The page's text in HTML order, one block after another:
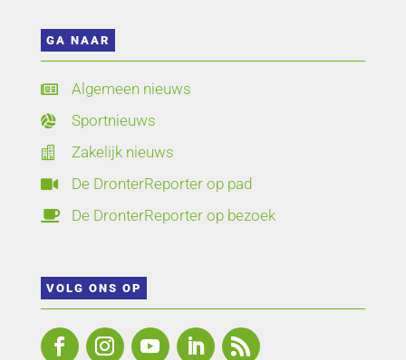
GA NAAR
 Algemeen nieuws
 Sportnieuws
 Zakelijk nieuws
 De DronterReporter op pad
 De DronterReporter op bezoek
VOLG ONS OP